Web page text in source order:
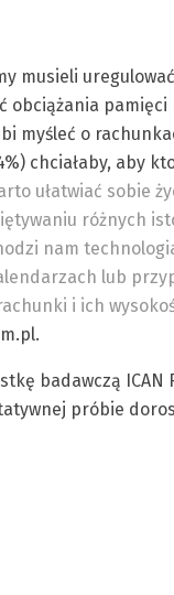
musieli
obciążania
myśleć o
chciałaby, aby
ułatwiać sobie
różnych
nam
lub
i ich
badawczą ICAN
próbie